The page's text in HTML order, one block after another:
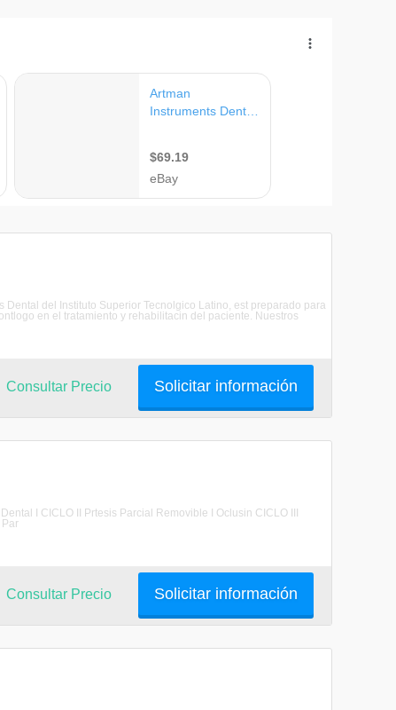
del Instituto Superior Tecnolgico Latino, est preparado para
en el tratamiento y rehabilitacin del paciente. Nuestros
Solicitar información
Consultar Precio
I CICLO II Prtesis Parcial Removible I Oclusin CICLO III
Par
Solicitar información
Consultar Precio